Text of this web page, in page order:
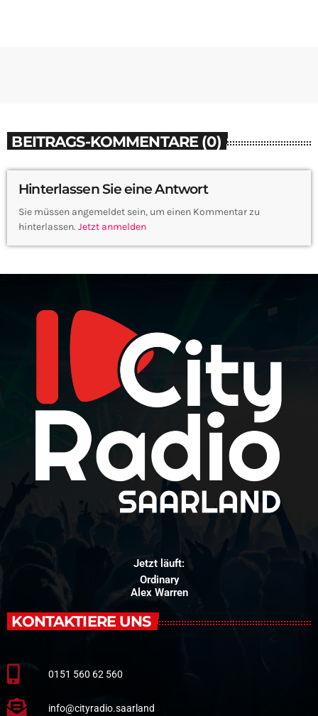
BEITRAGS-KOMMENTARE (0)
Hinterlassen Sie eine Antwort
Sie müssen angemeldet sein, um einen Kommentar zu
hinterlassen. Jetzt anmelden
Jetzt läuft:
Ordinary
Alex Warren
KONTAKTIERE UNS
0151 560 62 560
info@cityradio.saarland